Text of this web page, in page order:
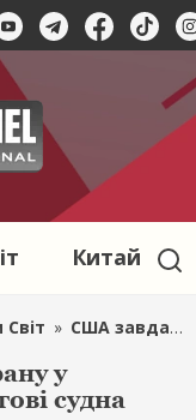
герої
Китай
» США завдали ударів по Ірану у відповідь на атаки на торгові судна
у
судна